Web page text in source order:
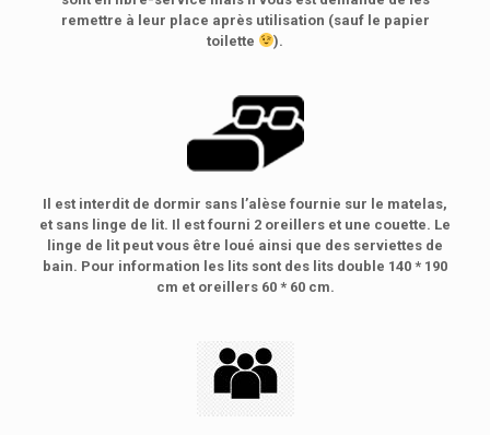
remettre à leur place après utilisation (sauf le papier
toilette
).
Il est interdit de dormir sans l’alèse fournie sur le matelas,
et sans linge de lit. Il est fourni 2 oreillers et une couette. Le
linge de lit peut vous être loué ainsi que des serviettes de
bain. Pour information les lits sont des lits double 140 * 190
cm et oreillers 60 * 60 cm.